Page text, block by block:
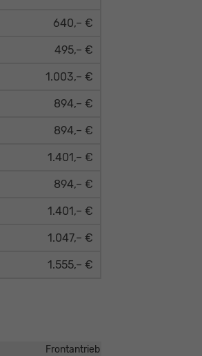
640,– €
495,– €
1.003,– €
894,– €
894,– €
1.401,– €
894,– €
1.401,– €
1.047,– €
1.555,– €
Frontantrieb